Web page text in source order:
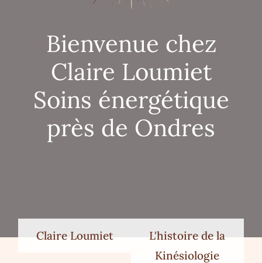
Bienvenue chez
Claire Loumiet
Soins énergétique
près de Ondres
Claire Loumiet
L'histoire de la
Kinésiologie